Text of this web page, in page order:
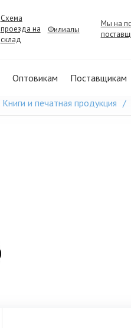
Схема
проезда на
склад
Филиалы
Мы на
Оптовикам Поставщикам
Книги и печатная продукция